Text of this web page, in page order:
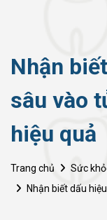
Nhận
sâu vào
hiệu quả
Trang chủ
Sức
Nhận biết dấu